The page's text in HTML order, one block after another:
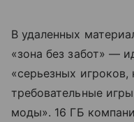
В удаленных
«зона без забот» —
«серьезных
требовательные
моды». 16 ГБ